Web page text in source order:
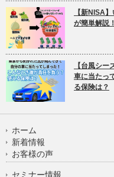
【新NISA
が簡単解説！
【台風シ
車に当たっ
る保険は？
ホーム
新着情報
お客様の声
セミナー情報